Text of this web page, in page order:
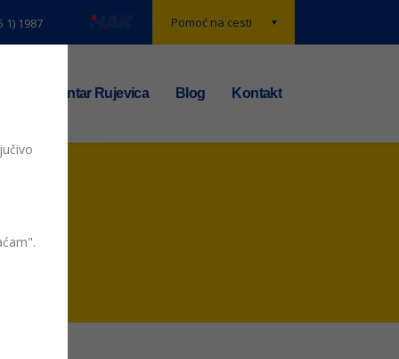
Pomoć na cesti
1) 1987
TS centar Rujevica Blog Kontakt